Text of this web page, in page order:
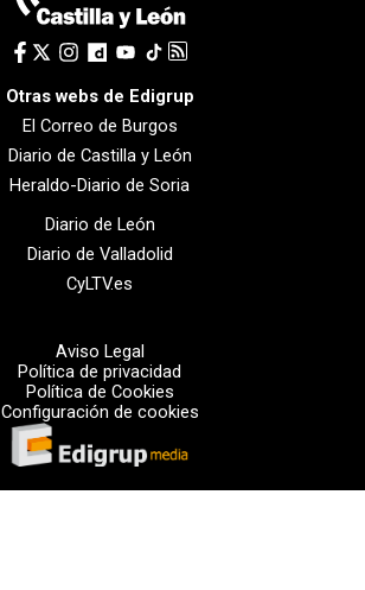
Otras webs de Edigrup
El Correo de Burgos
Diario de Castilla y León
Heraldo-Diario de Soria
Diario de León
Diario de Valladolid
CyLTV.es
Aviso Legal
Política de privacidad
Política de Cookies
Configuración de cookies